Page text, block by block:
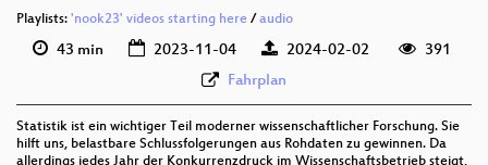
Playlists: 'nook23' videos starting here /audio
43 min 2023-11-04 2024-02-02
391
Fahrplan
Statistik ist ein wichtiger Teil moderner wissenschaftlicher Forschung. Sie
hilft uns, belastbare Schlussfolgerungen aus Rohdaten zu gewinnen. Da
allerdings jedes Jahr der Konkurrenzdruck im Wissenschaftsbetrieb steigt,